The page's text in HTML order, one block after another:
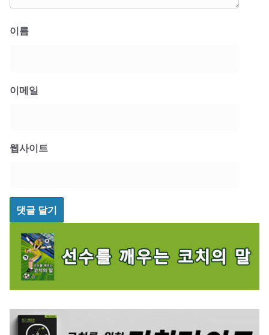
이름
이메일
웹사이트